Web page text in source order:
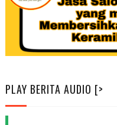
PLAY BERITA AUDIO [>